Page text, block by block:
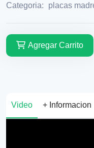
Categoria: placas
Agregar Carrito
Video + Informacion